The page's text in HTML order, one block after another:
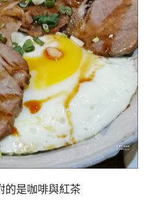
的是咖啡與紅茶